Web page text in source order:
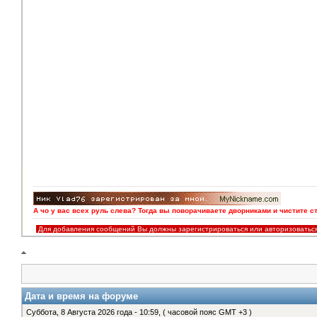
А чо у вас всех руль слева? Тогда вы поворачиваете дворниками и чистите
Для добавления сообщений Вы должны зарегистрироваться или
Дата и время на форуме
Суббота, 8 Августа 2026 года - 10:59, ( часовой пояс GMT +3 )